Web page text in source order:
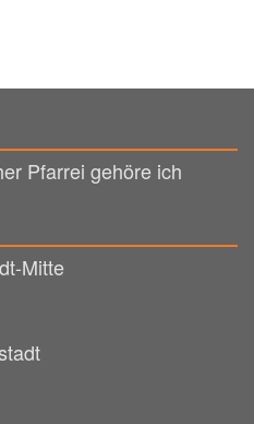
Pfarrei gehöre ich
Mitte